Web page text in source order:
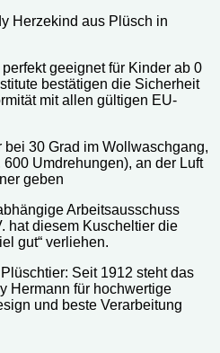
Herzekind aus Plüsch in
geeignet für Kinder ab 0
bestätigen die Sicherheit
mit allen gültigen EU-
30 Grad im Wollwaschgang,
Umdrehungen), an der Luft
geben
Arbeitsausschuss
hat diesem Kuscheltier die
gut“ verliehen.
Seit 1912 steht das
Hermann für hochwertige
und beste Verarbeitung